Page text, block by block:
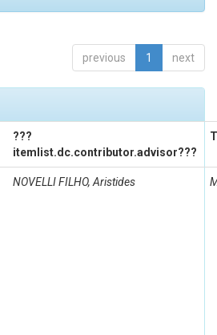
previous 1 next
???
itemlist.dc.contributor.advisor???
NOVELLI FILHO, Aristides